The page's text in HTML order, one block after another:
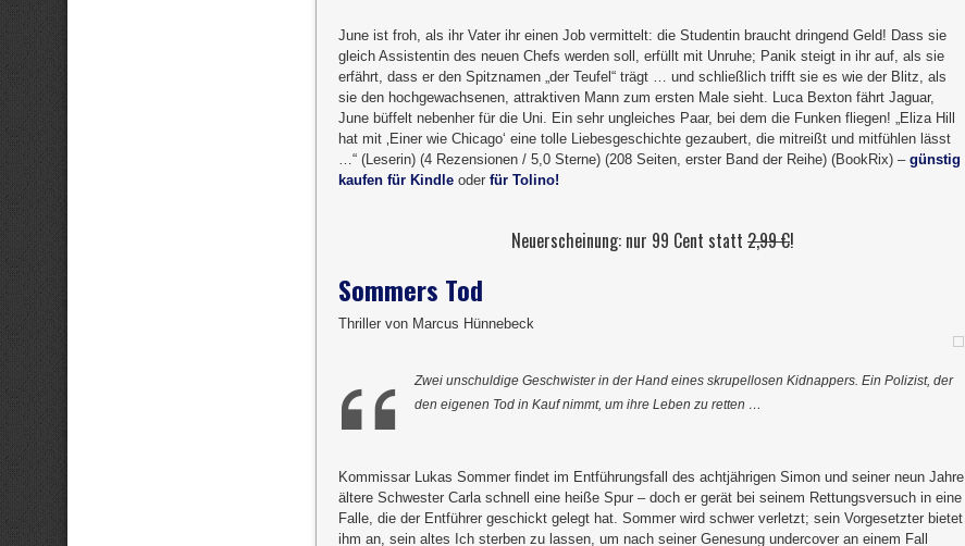
June ist froh, als ihr Vater ihr einen Job vermittelt: die Studentin braucht dringend Geld! Dass sie
gleich Assistentin des neuen Chefs werden soll, erfüllt mit Unruhe; Panik steigt in ihr auf, als sie
erfährt, dass er den Spitznamen „der Teufel“ trägt … und schließlich trifft sie es wie der Blitz, als
sie den hochgewachsenen, attraktiven Mann zum ersten Male sieht. Luca Bexton fährt Jaguar,
June büffelt nebenher für die Uni. Ein sehr ungleiches Paar, bei dem die Funken fliegen! „Eliza Hill
hat mit ‚Einer wie Chicago‘ eine tolle Liebesgeschichte gezaubert, die mitreißt und mitfühlen lässt
…“ (Leserin) (4 Rezensionen / 5,0 Sterne) (208 Seiten, erster Band der Reihe) (BookRix) – günstig
kaufen für Kindle oder für Tolino!
Neuerscheinung: nur 99 Cent statt 2,99 €!
Sommers Tod
Thriller von Marcus Hünnebeck
Zwei unschuldige Geschwister in der Hand eines skrupellosen Kidnappers. Ein Polizist, der
den eigenen Tod in Kauf nimmt, um ihre Leben zu retten …
Kommissar Lukas Sommer findet im Entführungsfall des achtjährigen Simon und seiner neun Jahre
ältere Schwester Carla schnell eine heiße Spur – doch er gerät bei seinem Rettungsversuch in eine
Falle, die der Entführer geschickt gelegt hat. Sommer wird schwer verletzt; sein Vorgesetzter bietet
ihm an, sein altes Ich sterben zu lassen, um nach seiner Genesung undercover an einem Fall